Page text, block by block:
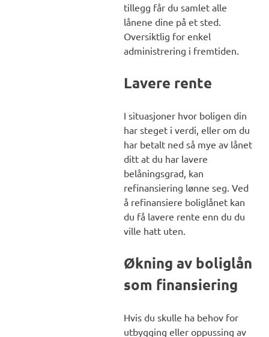
tillegg får du samlet alle
lånene dine på et sted.
Oversiktlig for enkel
administrering i fremtiden.
Lavere rente
I situasjoner hvor boligen din
har steget i verdi, eller om du
har betalt ned så mye av lånet
ditt at du har lavere
belåningsgrad, kan
refinansiering lønne seg. Ved
å refinansiere boliglånet kan
du få lavere rente enn du du
ville hatt uten.
Økning av boliglån
som finansiering
Hvis du skulle ha behov for
utbygging eller oppussing av